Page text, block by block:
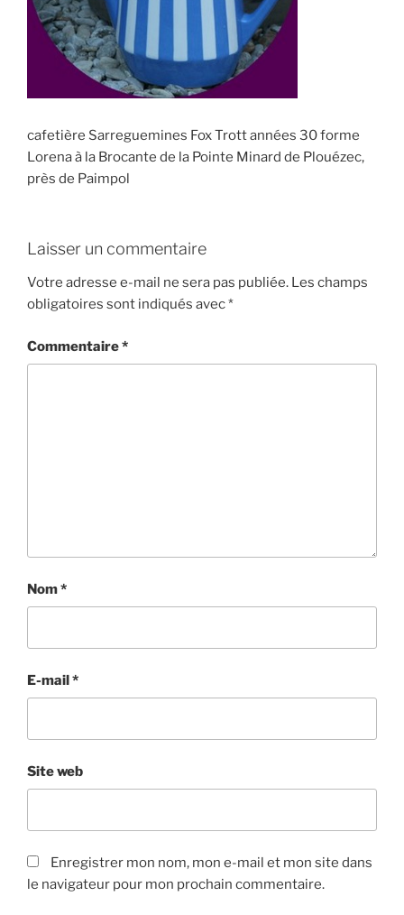
cafetière Sarreguemines Fox Trott années 30 forme
Lorena à la Brocante de la Pointe Minard de Plouézec,
près de Paimpol
Laisser un commentaire
Votre adresse e-mail ne sera pas publiée. Les champs
obligatoires sont indiqués avec*
Commentaire*
Nom*
E-mail*
Site web
Enregistrer mon nom, mon e-mail et mon site dans
le navigateur pour mon prochain commentaire.